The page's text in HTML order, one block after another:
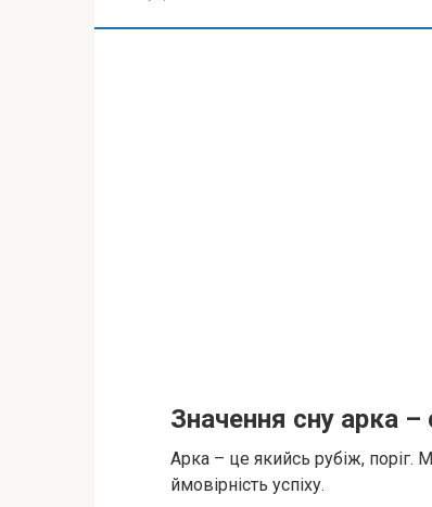
Значення сну арка –
Арка – це якийсь рубіж, поріг.
ймовірність успіху.